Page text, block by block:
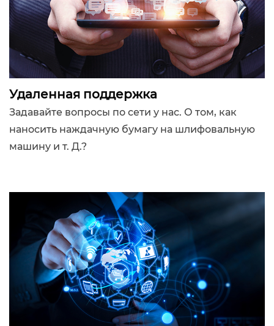
Удаленная поддержка
Задавайте вопросы по сети у нас. О том, как
наносить наждачную бумагу на шлифовальную
машину и т. Д.?